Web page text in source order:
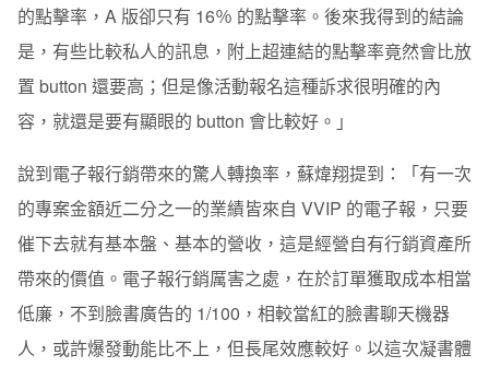
的點擊率，A 版卻只有 16％ 的點擊率。後來我得到的結論
是，有些比較私人的訊息，附上超連結的點擊率竟然會比放
置 button 還要高；但是像活動報名這種訴求很明確的內
容，就還是要有顯眼的 button 會比較好。」
說到電子報行銷帶來的驚人轉換率，蘇煒翔提到：「有一次
的專案金額近二分之一的業績皆來自 VVIP 的電子報，只要
催下去就有基本盤、基本的營收，這是經營自有行銷資產所
帶來的價值。電子報行銷厲害之處，在於訂單獲取成本相當
低廉，不到臉書廣告的 1/100，相較當紅的臉書聊天機器
人，或許爆發動能比不上，但長尾效應較好。以這次凝書體